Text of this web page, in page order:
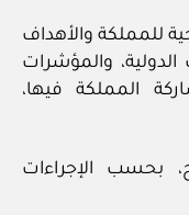
للمملكة والأهداف
والمؤشرات
المملكة فيها،
بحسب الإجراءات